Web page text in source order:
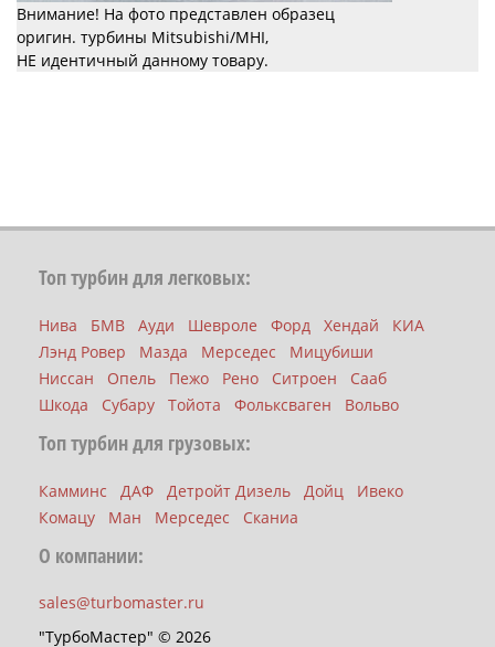
Внимание! На фото представлен образец
оригин. турбины Mitsubishi/MHI,
НЕ идентичный данному товару.
Топ турбин для легковых:
Нива БМВ Ауди Шевроле Форд Хендай
КИА
Лэнд Ровер
Мазда Мерседес
Мицубиши
Ниссан
Опель Пежо Рено Ситроен
Сааб
Шкода
Субару Тойота Фольксваген Вольво
Топ турбин для грузовых:
Камминс ДАФ Детройт Дизель Дойц
Ивеко
Комацу
Ман Мерседес Сканиа
О компании:
sales@turbomaster.ru
"ТурбоМастер" © 2026